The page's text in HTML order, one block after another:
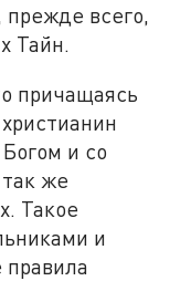
прежде всего,
Тайн.
причащаясь
и со
же
Такое
и
правила